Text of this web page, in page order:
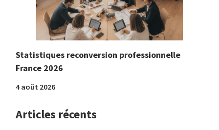
Statistiques reconversion professionnelle
France 2026
4 août 2026
Articles récents